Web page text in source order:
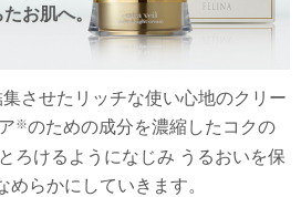
たお肌へ。
させたリッチな使い心地のクリー
※のための成分を濃縮したコクの
ろけるようになじみ うるおいを保
らかにしていきます。